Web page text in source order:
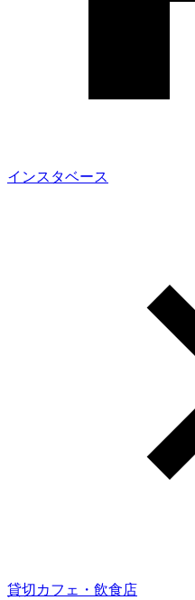
インスタベース
貸切カフェ・飲食店